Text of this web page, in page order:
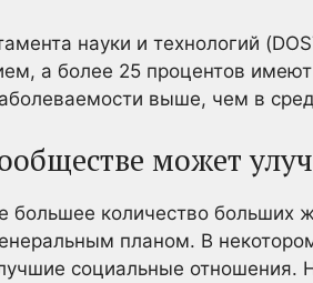
науки и технологий
а более 25 процентов
выше, чем в
может
большее количество
планом. В
социальные отношения.